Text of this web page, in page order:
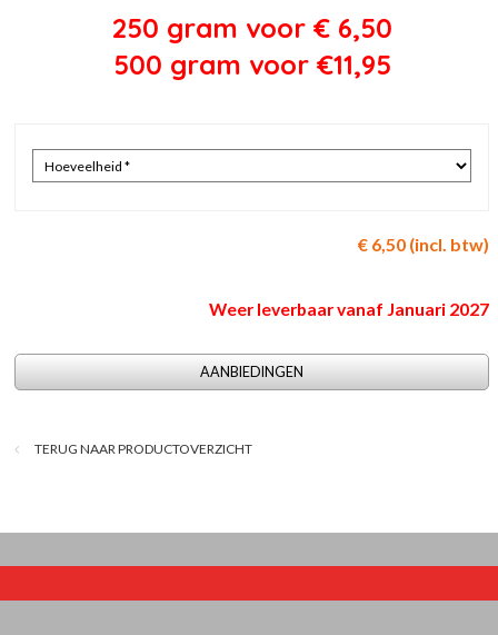
250 gram voor € 6,50
500 gram voor €11,95
€ 6,50 (incl. btw)
Weer leverbaar vanaf Januari 2027
AANBIEDINGEN
TERUG NAAR PRODUCTOVERZICHT
© 2026website Bedrijvenpresentatie.nl